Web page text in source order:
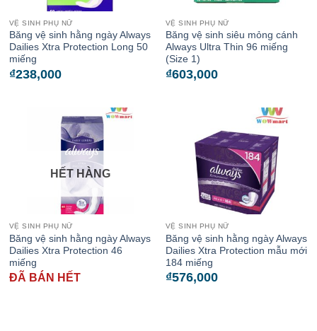
VỆ SINH PHỤ NỮ
Băng vệ sinh hằng ngày Always
Dailies Xtra Protection Long 50
miếng
₫238,000
VỆ SINH PHỤ NỮ
Băng vệ sinh siêu mỏng cánh
Always Ultra Thin 96 miếng
(Size 1)
₫603,000
HẾT HÀNG
VỆ SINH PHỤ NỮ
Băng vệ sinh hằng ngày Always
Dailies Xtra Protection 46
miếng
ĐÃ BÁN HẾT
VỆ SINH PHỤ NỮ
Băng vệ sinh hằng ngày Always
Dailies Xtra Protection mẫu mới
184 miếng
₫576,000